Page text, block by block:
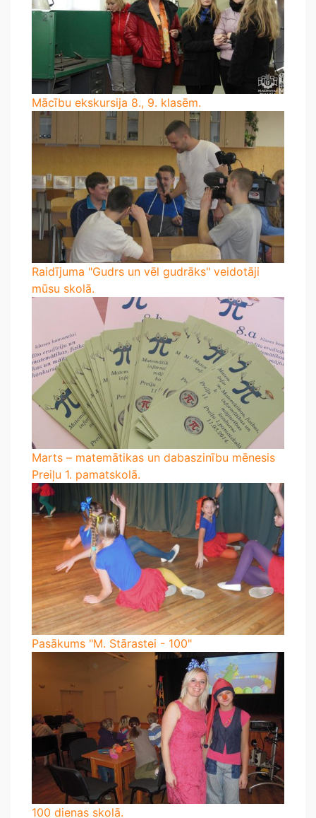
Mācību ekskursija 8., 9. klasēm.
Raidījuma "Gudrs un vēl gudrāks" veidotāji
mūsu skolā.
Marts – matemātikas un dabaszinību mēnesis
Preiļu 1. pamatskolā.
Pasākums "M. Stārastei - 100"
100 dienas skolā.